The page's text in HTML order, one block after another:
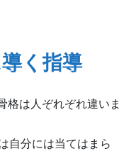
導く指導
格は人ぞれぞれ違いま
自分には当てはまら